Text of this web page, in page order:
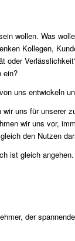
wollen. Was
Kollegen,
oder
ein?
uns entwickeln
uns für unserer
wir uns vor,
den Nutzen
ist gleich
der